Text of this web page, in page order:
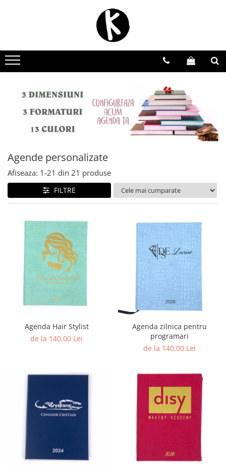
Zilnice
Saptamanale
Domeniu Beauty
Domeniul Medical
Scoala de soferi | Instructor Auto
Domeniul Evenimentelor
Agende personalizate
Afiseaza: 1-21 din 21 produse
FILTRE
Agenda Hair Stylist
de la 140,00 Lei
Agenda zilnica pentru
programari
de la 140,00 Lei